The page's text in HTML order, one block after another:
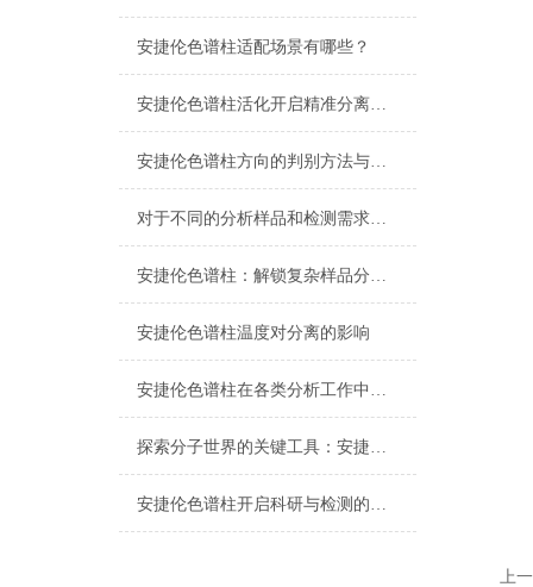
安捷伦色谱柱适配场景有哪些？
安捷伦色谱柱活化开启精准分离的关键序章
安捷伦色谱柱方向的判别方法与重要性
对于不同的分析样品和检测需求，安捷伦色谱柱应选择何种类型的流动相或载气？
安捷伦色谱柱：解锁复杂样品分离的“神奇钥匙”
安捷伦色谱柱温度对分离的影响
安捷伦色谱柱在各类分析工作中的应用价值
探索分子世界的关键工具：安捷伦色谱柱的技术优势与应用
安捷伦色谱柱开启科研与检测的新篇章
上